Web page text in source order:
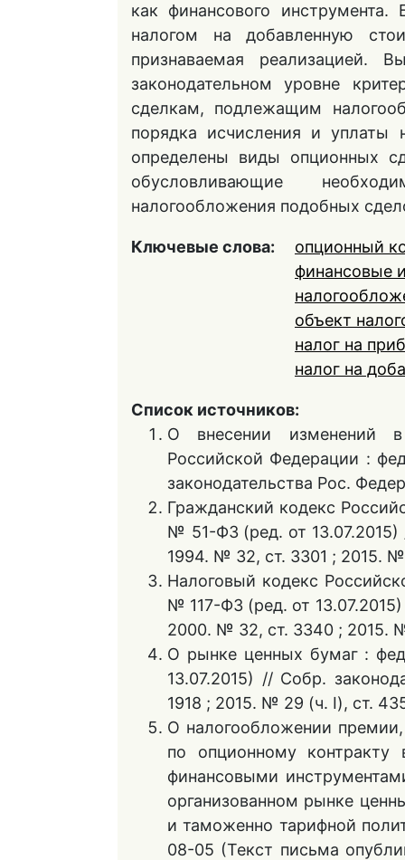
как финансового
налогом на добавленную
признаваемая реализацией.
законодательном уровне
сделкам, подлежащим
порядка исчисления и уплаты
определены виды опционных
обусловливающие
налогообложения подобных
Ключевые слова:
опционный
финансовые
объект
налог на
налог на
Список источников:
О внесении изменений
Российской Федерации :
законодательства Рос.
Гражданский кодекс
№ 51-ФЗ (ред. от 13.07.2015)
1994. № 32, ст. 3301 ; 2015.
Налоговый кодекс
№ 117-ФЗ (ред. от
2000. № 32, ст. 3340 ; 2015.
О рынке ценных бумаг :
13.07.2015) // Собр.
1918 ; 2015. № 29 (ч. I), ст.
О налогообложении
по опционному контракту
финансовыми
организованном рынке
и таможенно тарифной
08-05 (Текст письма